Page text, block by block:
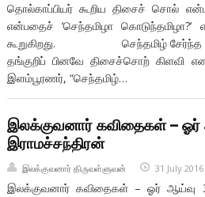
தொல்காப்பியர் கூறிய திசைச் சொல்
என்பதைச் ‘செந்தமிழா
கூறுகிறது. செந்தமிழ்
தங்குறிப் பினவே திசைச்சொற் கிளவி
இளம்பூரணர், “செந்தமிழ்…
இலக்குவனார் கவிதைகள் – ஓர்
இராமச்சந்திரன்
இலக்குவனார் திருவள்ளுவன் 31 July 2016
இலக்குவனார் கவிதைகள் – ஓர்